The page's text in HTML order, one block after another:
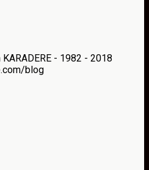
- 1982 - 2018
blog